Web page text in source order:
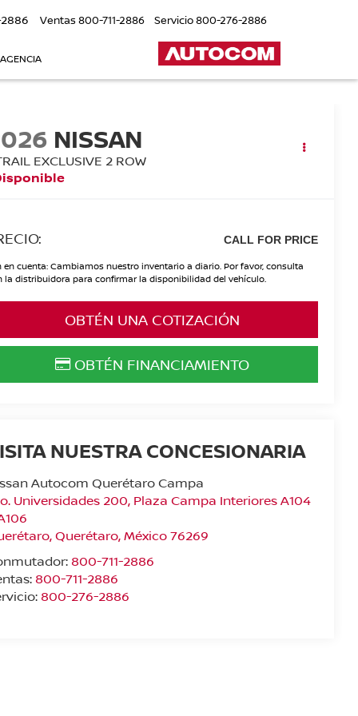
Ventas800-711-2886 Servicio800-276-2886
NISSAN
EXCLUSIVE 2 ROW
CALL FOR PRICE
en cuenta: Cambiamos nuestro inventario a diario. Por favor, consulta
la distribuidora para confirmar la disponibilidad del vehículo.
OBTÉN UNA COTIZACIÓN
OBTÉN FINANCIAMIENTO
NUESTRA CONCESIONARIA
Autocom Querétaro Campa
Universidades 200, Plaza Campa Interiores A104
,Querétaro, México76269
800-711-2886
800-711-2886
800-276-2886